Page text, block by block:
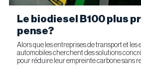
Le biodiesel B100 plus
pense?
Alors que les entreprises de transport et les
automobiles cherchent des solutions
pour réduire leur empreinte carbone sans